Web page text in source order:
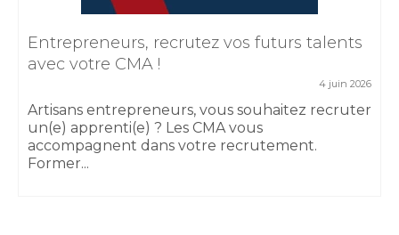
Entrepreneurs, recrutez vos futurs talents
avec votre CMA !
4 juin 2026
Artisans entrepreneurs, vous souhaitez recruter
un(e) apprenti(e) ? Les CMA vous
accompagnent dans votre recrutement.
Former...